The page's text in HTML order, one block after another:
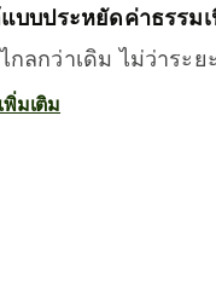
บบประหยัดค่าธรรม
ลกว่าเดิม ไม่ว่าระย
พิ่มเติม